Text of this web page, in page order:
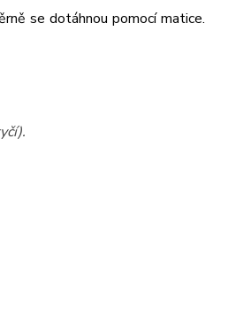
se dotáhnou pomocí matice.